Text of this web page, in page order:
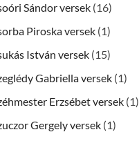
Sándor versek (16)
Piroska versek (1)
István versek (15)
Gabriella versek (1)
Erzsébet versek (1)
Gergely versek (1)